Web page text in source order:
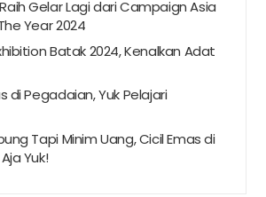
Gelar Lagi dari Campaign Asia
Year 2024
Batak 2024, Kenalkan Adat
di Pegadaian, Yuk Pelajari
Tapi Minim Uang, Cicil Emas di
Yuk!